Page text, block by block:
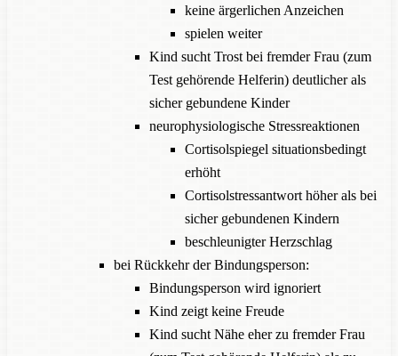
keine ärgerlichen Anzeichen
spielen weiter
Kind sucht Trost bei fremder Frau (zum
Test gehörende Helferin) deutlicher als
sicher gebundene Kinder
neurophysiologische Stressreaktionen
Cortisolspiegel situationsbedingt
erhöht
Cortisolstressantwort höher als bei
sicher gebundenen Kindern
beschleunigter Herzschlag
bei Rückkehr der Bindungsperson:
Bindungsperson wird ignoriert
Kind zeigt keine Freude
Kind sucht Nähe eher zu fremder Frau